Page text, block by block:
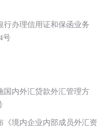
行办理信用证和保函业务
号
国内外汇贷款外汇管理方
《境内企业内部成员外汇资